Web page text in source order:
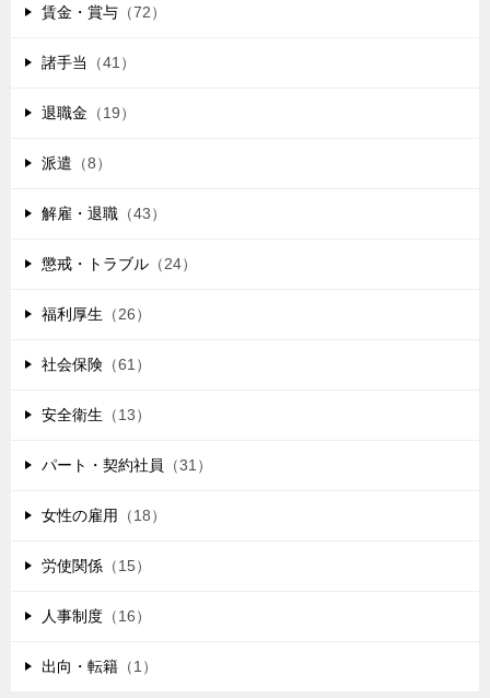
賃金・賞与 （72）
諸手当 （41）
退職金 （19）
派遣 （8）
解雇・退職 （43）
懲戒・トラブル （24）
福利厚生 （26）
社会保険 （61）
安全衛生 （13）
パート・契約社員 （31）
女性の雇用 （18）
労使関係 （15）
人事制度 （16）
出向・転籍 （1）